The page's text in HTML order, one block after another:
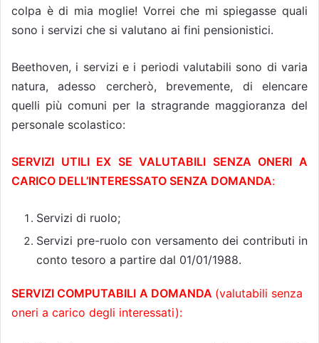
colpa è di mia moglie! Vorrei che mi spiegasse quali
sono i servizi che si valutano ai fini pensionistici.
Beethoven, i servizi e i periodi valutabili sono di varia
natura, adesso cercherò, brevemente, di elencare
quelli più comuni per la stragrande maggioranza del
personale scolastico:
SERVIZI UTILI EX SE VALUTABILI SENZA ONERI A
CARICO DELL’INTERESSATO SENZA DOMANDA:
Servizi di ruolo;
Servizi pre-ruolo con versamento dei contributi in
conto tesoro a partire dal 01/01/1988.
SERVIZI COMPUTABILI A DOMANDA (valutabili senza
oneri a carico degli interessati):